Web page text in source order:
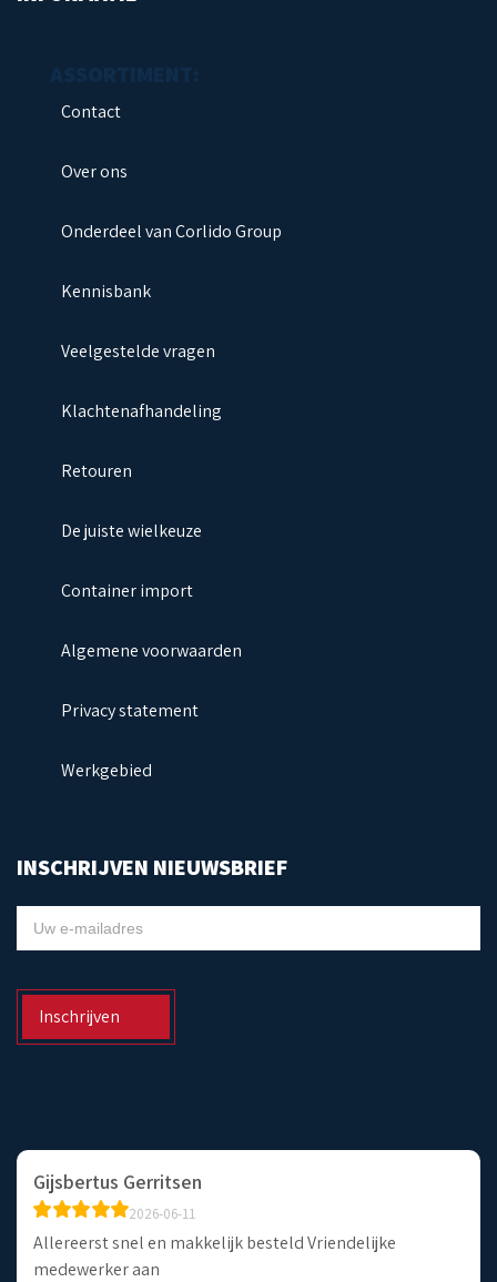
Contact
Over ons
Onderdeel van Corlido Group
Kennisbank
Veelgestelde vragen
Klachtenafhandeling
Retouren
De juiste wielkeuze
Container import
Algemene voorwaarden
Privacy statement
Werkgebied
INSCHRIJVEN NIEUWSBRIEF
NIEUWSBRIEF
Inschrijven
Gijsbertus Gerritsen
2026-06-11
Allereerst snel en makkelijk besteld Vriendelijke
medewerker aan